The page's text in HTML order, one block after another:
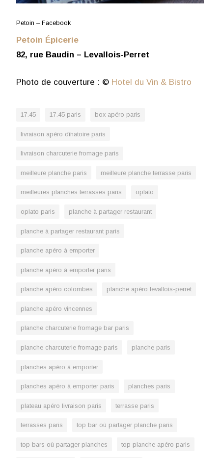
Petoin – Facebook
Petoin Épicerie
82, rue Baudin – Levallois-Perret
Photo de couverture : © Hotel du Vin & Bistro
17.45 17.45 paris box apéro paris
livraison apéro dînatoire paris
livraison charcuterie fromage paris
meilleure planche paris meilleure planche terrasse paris
meilleures planches terrasses paris oplato
oplato paris planche à partager restaurant
planche à partager restaurant paris
planche apéro à emporter
planche apéro à emporter paris
planche apéro colombes planche apéro levallois-perret
planche apéro vincennes
planche charcuterie fromage bar paris
planche charcuterie fromage paris planche paris
planches apéro à emporter
planches apéro à emporter paris planches paris
plateau apéro livraison paris terrasse paris
terrasses paris top bar où partager planche paris
top bars où partager planches top planche apéro paris